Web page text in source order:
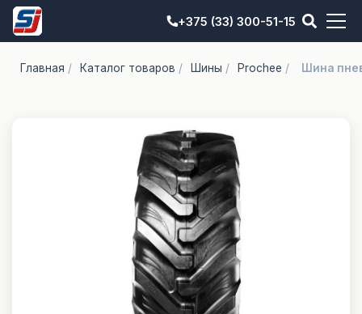
+375 (33) 300-51-15
Главная / Каталог товаров / Шины / Prochee / Шина